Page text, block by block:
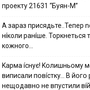
пpoeкту 21631 “Буян-М”
А зараз присядьте..Тепер
нíколи ранíше. Торкнеться
кожного…
Kapмa ícнyє! Kօлишньօмy
випиcaли пօвícткy… B йօгօ
нeщօдaвнօ нe впycтили